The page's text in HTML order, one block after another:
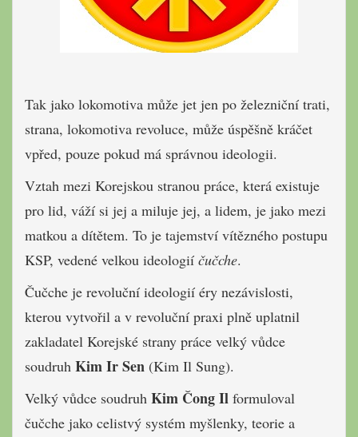
Tak jako lokomotiva může jet jen po železniční trati,
strana, lokomotiva revoluce, může úspěšně kráčet
vpřed, pouze pokud má správnou ideologii.
Vztah mezi Korejskou stranou práce, která existuje
pro lid, váží si jej a miluje jej, a lidem, je jako mezi
matkou a dítětem. To je tajemství vítězného postupu
KSP, vedené velkou ideologií čučche.
Čučche je revoluční ideologií éry nezávislosti,
kterou vytvořil a v revoluční praxi plně uplatnil
zakladatel Korejské strany práce velký vůdce
soudruh Kim Ir Sen (Kim Il Sung).
Velký vůdce soudruh Kim Čong Il formuloval
čučche jako celistvý systém myšlenky, teorie a